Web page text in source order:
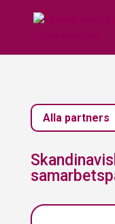
Alla partners